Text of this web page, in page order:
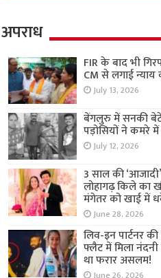
अपराध
FIR के बाद भी
CM से लगाई न्याय
July 13, 2026
बेंगलुरु में सनकी बेटे
पड़ोसियों ने कमरे
July 12, 2026
3 साल की
लोहागढ़ किले का
मंगेतर को खाई में
June 28, 2026
लिव-इन पार्टनर
फ्लैट में मिला
था फरार असलम!